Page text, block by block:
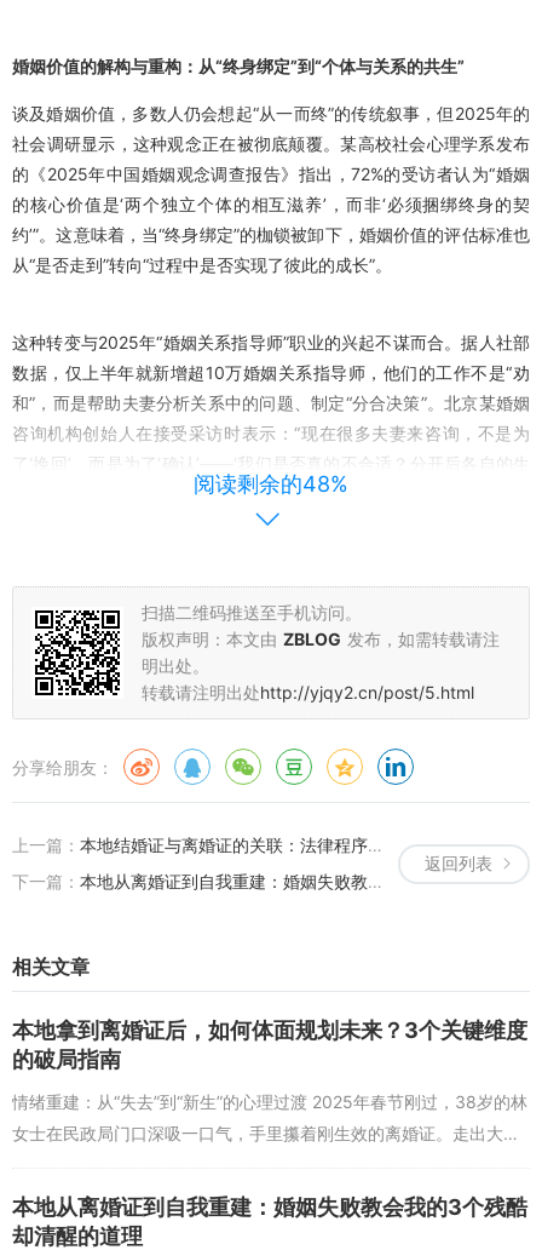
婚姻价值的解构与重构：从“终身绑定”到“个体与关系的共生”
谈及婚姻价值，多数人仍会想起“从一而终”的传统叙事，但2025年的
社会调研显示，这种观念正在被彻底颠覆。某高校社会心理学系发布
的《2025年中国婚姻观念调查报告》指出，72%的受访者认为“婚姻
的核心价值是‘两个独立个体的相互滋养’，而非‘必须捆绑终身的契
约’”。这意味着，当“终身绑定”的枷锁被卸下，婚姻价值的评估标准也
从“是否走到”转向“过程中是否实现了彼此的成长”。
这种转变与2025年“婚姻关系指导师”职业的兴起不谋而合。据人社部
数据，仅上半年就新增超10万婚姻关系指导师，他们的工作不是“劝
和”，而是帮助夫妻分析关系中的问题、制定“分合决策”。北京某婚姻
咨询机构创始人在接受采访时表示：“现在很多夫妻来咨询，不是为
了‘挽回’，而是为了‘确认’——‘我们是否真的不合适？分开后各自的生
活是否会更好？’这种理性的‘价值评估’，让离婚证成为‘关系生命周
期’的自然节点，而非‘意外事故’的产物。”
重新定义“幸福”：离婚证背后的“自我救赎”与“价值回归”
在上海某互联网公司做产品经理的林薇，2025年4月拿到了离婚证。
这个在外人看来“事业有成”的32岁女性，却在朋友圈写道：“终于可以
不再为了‘维持完整’而委屈自己，去做那个想尝试新工作、想学油画、
2025年离婚后选择“自我提升”的群体中，女性占比达68%，她们中有
人重拾学业，有人创业开店，有人专注于家庭之外的兴趣。这些“离婚
的深刻变化。
的研究指出，主动选择离婚并积极调整心态的人，在1年后的“主观幸
福感”评分比维持不幸福婚姻的人高出15%。研究者解释：“当婚姻无
法提供成长空间，‘放手’本身就是一种积极的心理调节——它让个体
从‘关系的附属品’回归‘独立的主体’，这种‘自我掌控感’是幸福的核心来
源。”这或许就是离婚证的真正意义：它不是婚姻价值的“终点”，而是
问题1：现在大家对“离婚证”的看法与十年前相比有哪些显著变化？
答：从“羞耻标签”到“中性选择”的转变最为显著。十年前，离婚证常被
阅读剩余的48%
扫描二维码推送至手机访问。
版权声明：本文由 ZBLOG 发布，如需转载请注
明出处。
转载请注明出处http://yjqy2.cn/post/5.html
分享给朋友：
返回列表
上一篇： 本地结婚证与离婚证的关联：法律程序中的衔接，如何在法律框架下完成身份与关系的“无缝切换”？
下一篇： 本地从离婚证到自我重建：婚姻失败教会我的3个残酷却清醒的道理
相关文章
本地拿到离婚证后，如何体面规划未来？3个关键维度
的破局指南
情绪重建：从“失去”到“新生”的心理过渡 2025年春节刚过，38岁的林
女士在民政局门口深吸一口气，手里攥着刚生效的离婚证。走出大门
时，阳光刺眼，她却觉得心里空落落的——结婚12年，从二人世界到
三...
本地从离婚证到自我重建：婚姻失败教会我的3个残酷
却清醒的道理